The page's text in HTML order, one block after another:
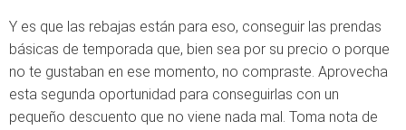
Y es que las rebajas están para eso, conseguir las prendas
básicas de temporada que, bien sea por su precio o porque
no te gustaban en ese momento, no compraste. Aprovecha
esta segunda oportunidad para conseguirlas con un
pequeño descuento que no viene nada mal. Toma nota de